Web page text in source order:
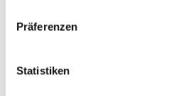
Präferenzen
Statistiken